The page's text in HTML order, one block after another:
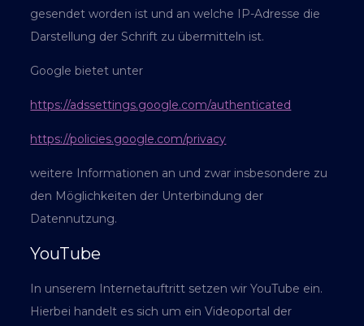
gesendet worden ist und an welche IP-Adresse die
Darstellung der Schrift zu übermitteln ist.
Google bietet unter
https://adssettings.google.com/authenticated
https://policies.google.com/privacy
weitere Informationen an und zwar insbesondere zu
den Möglichkeiten der Unterbindung der
Datennutzung.
YouTube
In unserem Internetauftritt setzen wir YouTube ein.
Hierbei handelt es sich um ein Videoportal der